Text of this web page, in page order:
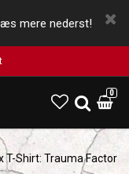
mere nederst!
0
T-Shirt: Trauma Factor